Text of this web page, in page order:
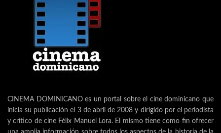
CINEMA DOMINICANO es un portal sobre el cine dominicano que
inicia su publicación el 3 de abril de 2008 y dirigido por el periodista
y crítico de cine Félix Manuel Lora. El mismo tiene como fin ofrecer